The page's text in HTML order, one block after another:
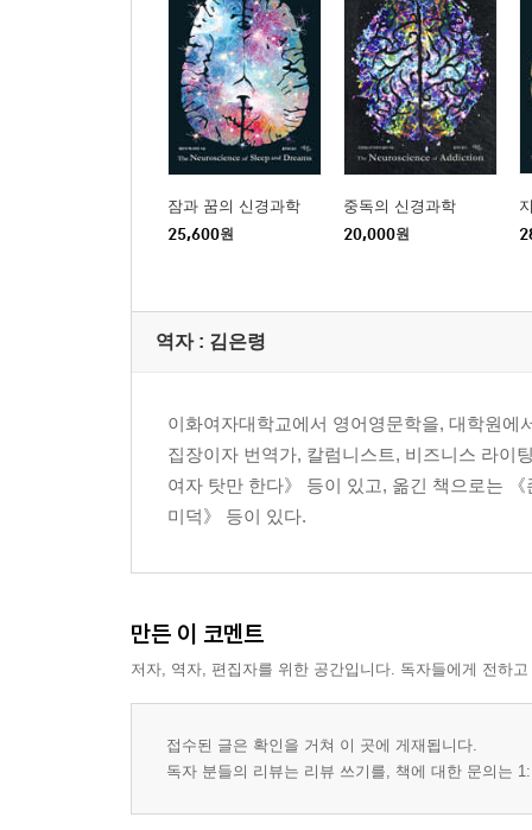
잠과 꿈의 신경과학
25,600원
중독의 신경과학
20,000원
역자 : 김은령
이화여자대학교에서 영어영문학을, 대학원
집장이자 번역가, 칼럼니스트, 비즈니스 라이
여자 탓만 한다》 등이 있고, 옮긴 책으로는
미덕》 등이 있다.
만든 이 코멘트
저자, 역자, 편집자를 위한 공간입니다. 독자들에게 전하
접수된 글은 확인을 거쳐 이 곳에 게재됩니다.
독자 분들의 리뷰는 리뷰 쓰기를, 책에 대한 문의는